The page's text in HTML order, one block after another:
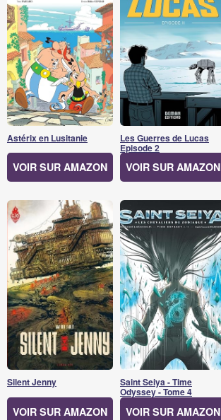
Astérix en Lusitanie
VOIR SUR AMAZON
Les Guerres de Lucas
Episode 2
VOIR SUR AMAZON
Silent Jenny
VOIR SUR AMAZON
Saint Seiya - Time
Odyssey - Tome 4
VOIR SUR AMAZON